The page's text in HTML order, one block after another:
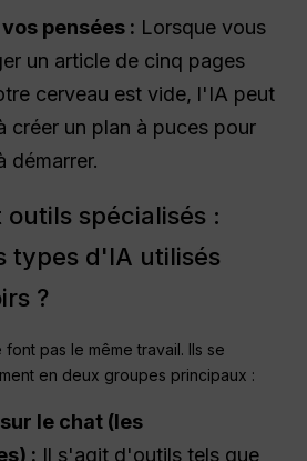
pensées : Lorsque vous
un article de cinq pages
cerveau est vide, l'IA peut
créer un plan à puces pour
démarrer.
spécialisés :
types d'IA utilisés
?
pas le même travail. Ils se
en deux groupes principaux :
le chat (les
: Il s'agit d'outils tels que